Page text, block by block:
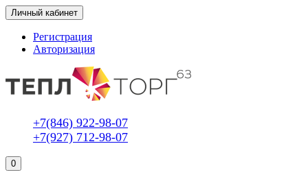
Личный кабинет
Регистрация
Авторизация
+7(846) 922-98-07
+7(927) 712-98-07
0